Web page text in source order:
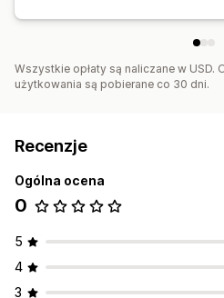
Wszystkie opłaty są naliczane w USD.
użytkowania są pobierane co 30 dni.
Recenzje
Ogólna ocena
0
5
4
3